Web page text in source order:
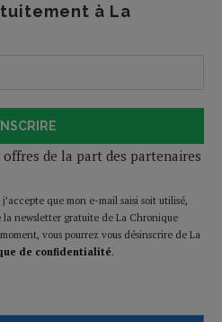
à La
de la part des partenaires
que mon e-mail saisi soit utilisé,
newsletter gratuite de La Chronique
vous pourrez vous désinscrire de La
de confidentialité.